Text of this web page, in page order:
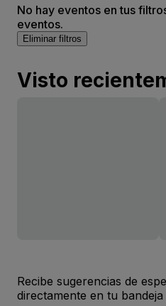
No hay eventos en tus
eventos.
Eliminar filtros
Visto
Recibe sugerencias de
directamente en tu